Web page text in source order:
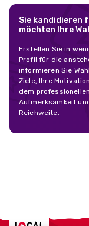
Sie kandidieren
möchten Ihre
Erstellen Sie in
Profil für die
informieren Sie
Ziele, Ihre
dem
Aufmerksamkeit
Reichweite.
Localcities